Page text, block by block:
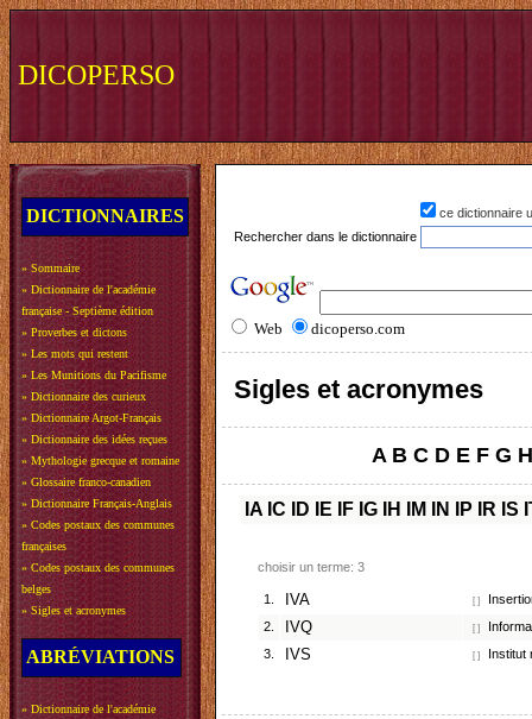
DICOPERSO
DICTIONNAIRES
» Sommaire
» Dictionnaire de l'académie
française - Septième édition
» Proverbes et dictons
» Les mots qui restent
» Les Munitions du Pacifisme
» Dictionnaire des curieux
» Dictionnaire Argot-Français
» Dictionnaire des idées reçues
» Mythologie grecque et romaine
» Glossaire franco-canadien
» Dictionnaire Français-Anglais
» Codes postaux des communes
françaises
» Codes postaux des communes
belges
» Sigles et acronymes
ABRÉVIATIONS
» Dictionnaire de l'académie
ce dictionnaire
Rechercher dans le dictionnaire
Web dicoperso.com
Sigles et acronymes
A B C D E F G H
IA IC ID IE IF IG IH IM IN IP IR IS
choisir un terme: 3
1. IVA [ ]
2.
IVQ [ ]
3.
IVS [ ] Institut